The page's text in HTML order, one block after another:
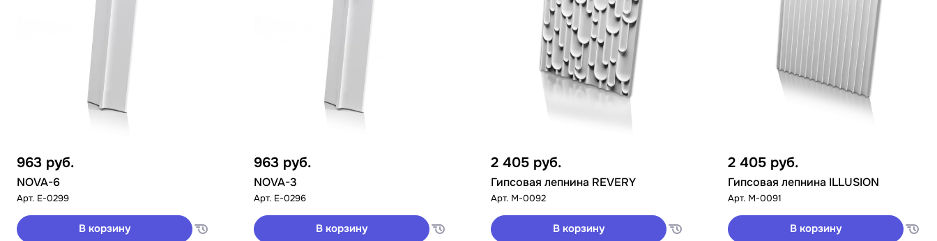
963 руб.
NOVA-6
Арт. E-0299
В корзину
963 руб.
NOVA-3
Арт. E-0296
В корзину
2 405 руб.
Гипсовая лепнина REVERY
Арт. M-0092
В корзину
2 405 руб.
Гипсовая лепнина ILLUSION
Арт. M-0091
В корзину